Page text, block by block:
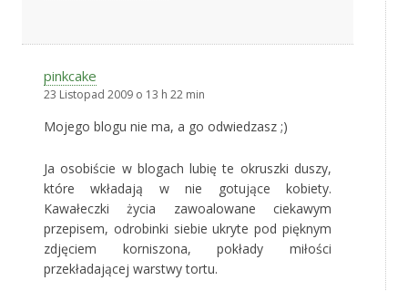
pinkcake
23 Listopad 2009 o 13 h 22 min
Mojego blogu nie ma, a go odwiedzasz ;)
Ja osobiście w blogach lubię te okruszki duszy,
które wkładają w nie gotujące kobiety.
Kawałeczki życia zawoalowane ciekawym
przepisem, odrobinki siebie ukryte pod pięknym
zdjęciem korniszona, pokłady miłości
przekładającej warstwy tortu.